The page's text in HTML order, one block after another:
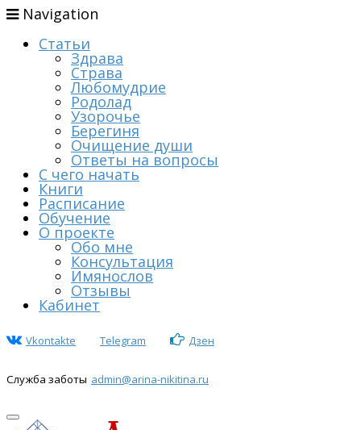
Navigation
Статьи
Здрава
Страва
Любомудрие
Родолад
Узорочье
Берегиня
Очищение души
Ответы на вопросы
С чего начать
Книги
Расписание
Обучение
О проекте
Обо мне
Консультация
Имянослов
Отзывы
Кабинет
Vkontakte Telegram Дзен
Служба заботы admin@arina-nikitina.ru